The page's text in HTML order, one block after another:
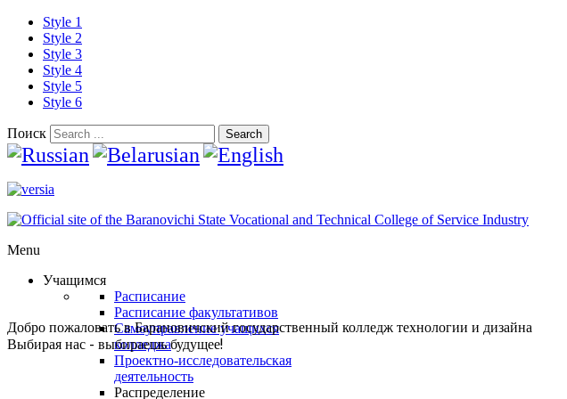
Style 1
Style 2
Style 3
Style 4
Style 5
Style 6
Поиск Search
Menu
Учащимся
Расписание
Расписание факультативов
Самоуправление учащихся
колледжа
Проектно-исследовательская
деятельность
Распределение
Добро пожаловать в Барановичский государственный колледж технологии и дизайна
Выбирая нас - выбираешь будущее!